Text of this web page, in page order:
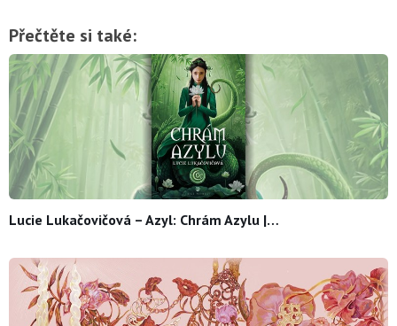
Přečtěte si také:
Lucie Lukačovičová – Azyl: Chrám Azylu |…